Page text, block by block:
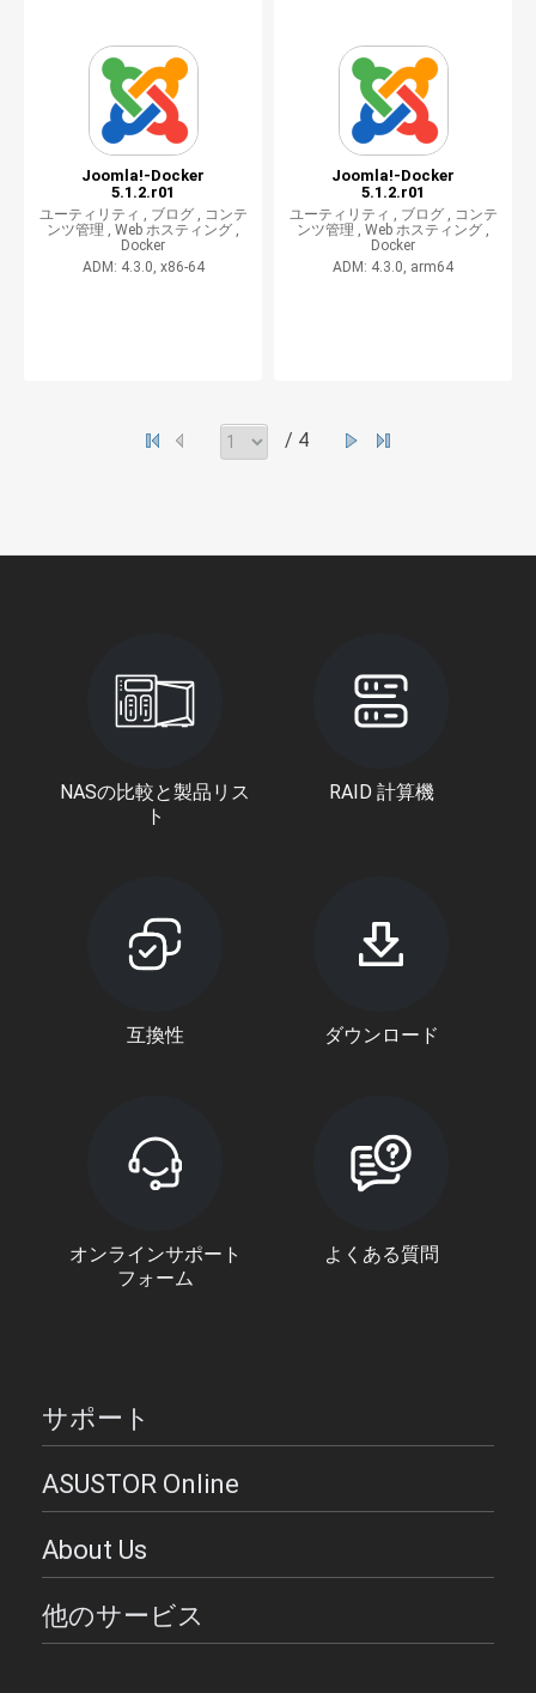
Joomla!-Docker
5.1.2.r01
ユーティリティ , ブログ ,
コンテ
ンツ管理 , Web ホスティング ,
Docker
ADM: 4.3.0, x86-64
Joomla!-Docker
5.1.2.r01
ユーティリティ , ブログ ,
コンテ
ンツ管理 , Web ホスティング ,
Docker
ADM: 4.3.0, arm64
/ 4
NASの比較と製品リス
ト
RAID 計算機
互換性 ダウンロード
オンラインサポート
フォーム
よくある質問
サポート
ASUSTOR Online
About Us
他のサービス